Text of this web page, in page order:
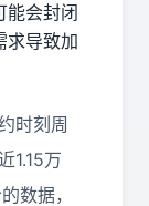
能会封闭
求导致加
时刻周
1.15万
数据，